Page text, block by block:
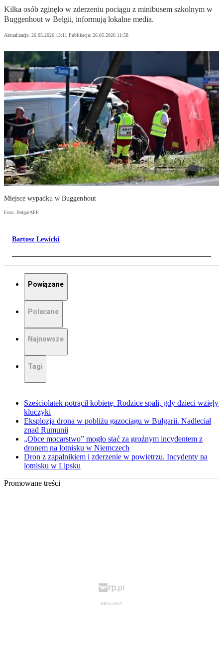
Kilka osób zginęło w zderzeniu pociągu z minibusem szkolnym w
Buggenhout w Belgii, informują lokalne media.
Aktualizacja: 26.05.2026 13:11 Publikacja: 26.05.2026 11:58
Miejsce wypadku w Buggenhout
Foto: Belga/AFP
Bartosz Lewicki
Powiązane
Polecane
Najnowsze
Tagi
Sześciolatek potrącił kobietę. Rodzice spali, gdy dzieci wzięły
kluczyki
Eksplozja drona w pobliżu gazociągu w Bułgarii. Nadleciał
znad Rumunii
„Obce mocarstwo” mogło stać za groźnym incydentem z
dronem na lotnisku w Niemczech
Dron z zapalnikiem i zderzenie w powietrzu. Incydenty na
lotnisku w Lipsku
Promowane treści